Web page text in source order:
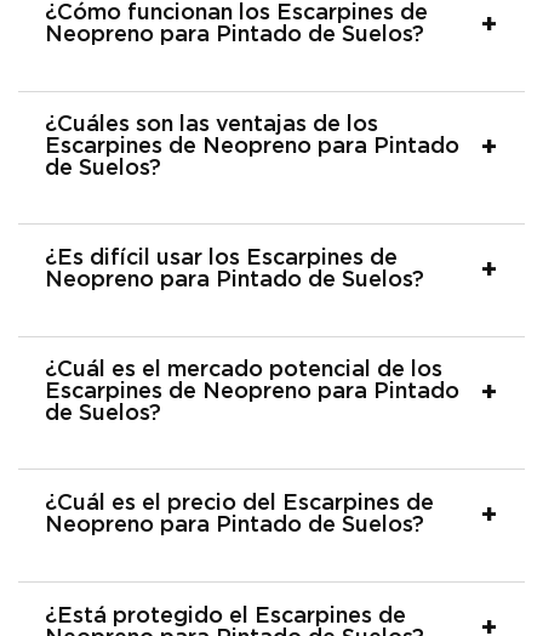
¿Cómo funcionan los Escarpines de
Neopreno para Pintado de Suelos?
¿Cuáles son las ventajas de los
Escarpines de Neopreno para Pintado
de Suelos?
¿Es difícil usar los Escarpines de
Neopreno para Pintado de Suelos?
¿Cuál es el mercado potencial de los
Escarpines de Neopreno para Pintado
de Suelos?
¿Cuál es el precio del Escarpines de
Neopreno para Pintado de Suelos?
¿Está protegido el Escarpines de